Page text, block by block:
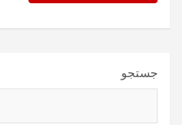
جستجو